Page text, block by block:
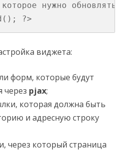
нужно обновлять
?>
виджета:
форм, которые будут
через pjax;
которая должна быть
и адресную строку
через который страница